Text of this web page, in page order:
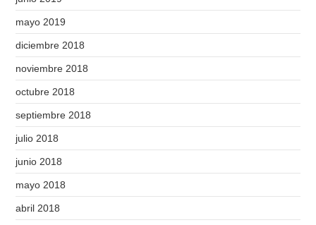
mayo 2019
diciembre 2018
noviembre 2018
octubre 2018
septiembre 2018
julio 2018
junio 2018
mayo 2018
abril 2018